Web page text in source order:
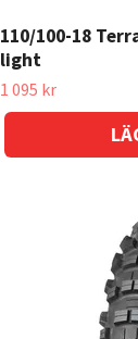
110/100-18
light
1 095 kr